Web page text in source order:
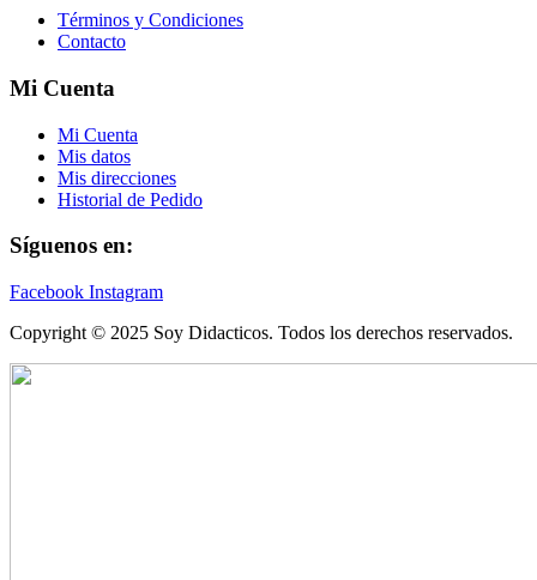
Términos y Condiciones
Contacto
Mi Cuenta
Mi Cuenta
Mis datos
Mis direcciones
Historial de Pedido
Síguenos en:
Facebook Instagram
Copyright © 2025 Soy Didacticos. Todos los derechos reservados.